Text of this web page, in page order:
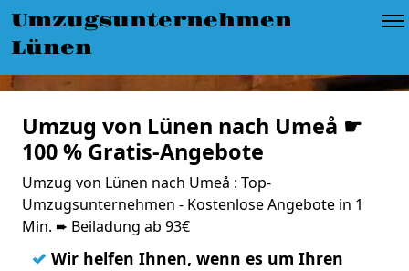
Umzugsunternehmen
Lünen
Umzug von Lünen nach Umeå ☛
100 % Gratis-Angebote
Umzug von Lünen nach Umeå : Top-
Umzugsunternehmen - Kostenlose Angebote in 1
Min. ➨ Beiladung ab 93€
✓ Wir helfen Ihnen, wenn es um Ihren